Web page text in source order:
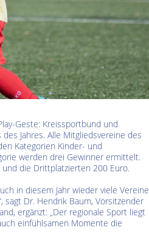
Geste: Kreissportbund und
Jahres. Alle Mitgliedsvereine des
Kategorien Kinder- und
werden drei Gewinner ermittelt.
die Drittplatzierten 200 Euro.
in diesem Jahr wieder viele Vereine
Dr. Hendrik Baum, Vorsitzender
ergänzt: „Der regionale Sport liegt
einfühlsamen Momente die
Thüringen.TV
Sendung vom 19.06.2026